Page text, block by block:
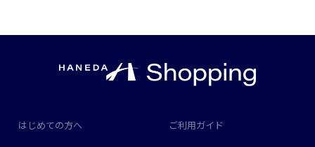
はじめての方へ ご利用ガイド